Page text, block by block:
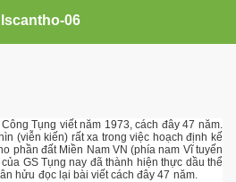
06
Tụng viết năm 1973, cách đây 47 năm.
(viễn kiến) rất xa trong việc hoạch định kế
phần đất Miền Nam VN (phía nam Vĩ tuyến
GS Tụng nay đã thành hiện thực dầu thể
hửu đọc lại bài viết cách đây 47 năm.